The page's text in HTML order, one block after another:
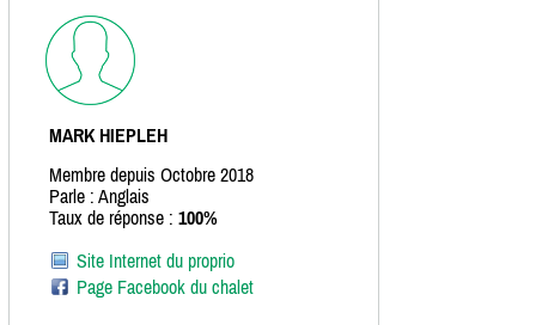
MARK HIEPLEH
Membre depuis Octobre 2018
Parle : Anglais
Taux de réponse : 100%
Site Internet du proprio
Page Facebook du chalet